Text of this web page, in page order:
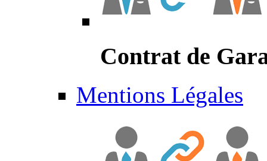
Contrat de
Mentions Légales